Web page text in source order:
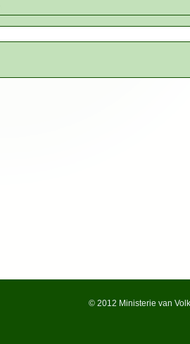
© 2012 Ministerie van